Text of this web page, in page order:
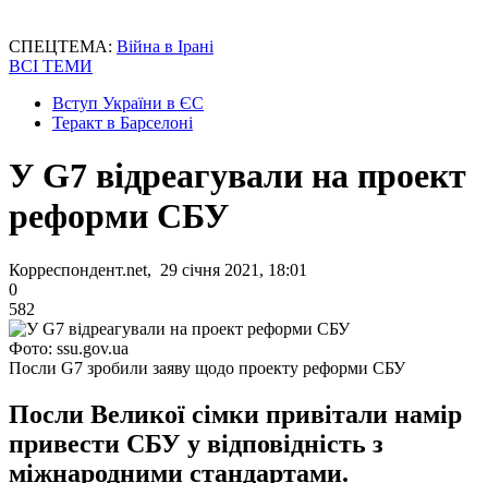
СПЕЦТЕМА: Війна в Ірані
ВСІ ТЕМИ
Вступ України в ЄС
Теракт в Барселоні
У G7 відреагували на проект
реформи СБУ
Корреспондент.net, 29 січня 2021, 18:01
0
582
Фото: ssu.gov.ua
Посли G7 зробили заяву щодо проекту реформи СБУ
Посли Великої сімки привітали намір
привести СБУ у відповідність з
міжнародними стандартами.